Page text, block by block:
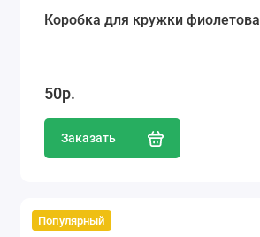
Коробка для кружки
50р.
Заказать
Популярный